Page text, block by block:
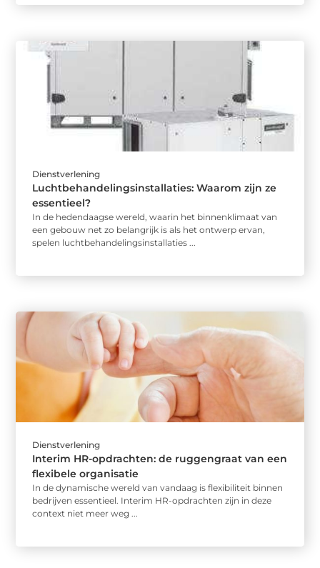
Dienstverlening
Luchtbehandelingsinstallaties: Waarom zijn ze
essentieel?
In de hedendaagse wereld, waarin het binnenklimaat van
een gebouw net zo belangrijk is als het ontwerp ervan,
spelen luchtbehandelingsinstallaties ...
Dienstverlening
Interim HR-opdrachten: de ruggengraat van een
flexibele organisatie
In de dynamische wereld van vandaag is flexibiliteit binnen
bedrijven essentieel. Interim HR-opdrachten zijn in deze
context niet meer weg ...